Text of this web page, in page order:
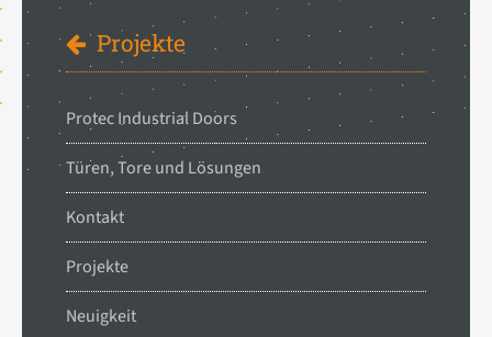
Projekte
Protec Industrial Doors
Türen, Tore und Lösungen
Kontakt
Projekte
Neuigkeit